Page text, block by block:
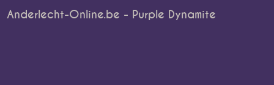
Anderlecht-Online.be - Purple Dynamite